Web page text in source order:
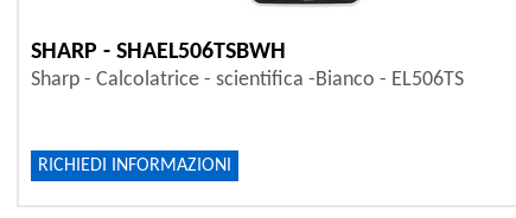
SHARP - SHAEL506TSBWH
Sharp - Calcolatrice - scientifica -Bianco - EL506TS
RICHIEDI INFORMAZIONI